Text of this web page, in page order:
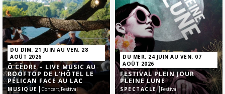
DU DIM. 21 JUIN AU VEN. 28
AOÛT 2026
Ô CÈDRE – LIVE MUSIC AU
ROOFTOP DE L’HÔTEL LE
PÉLICAN FACE AU LAC
MUSIQUE Concert,Festival
DU MER. 24 JUIN AU VEN. 07
AOÛT 2026
FESTIVAL PLEIN JOUR
PLEINE LUNE
SPECTACLE| Festival